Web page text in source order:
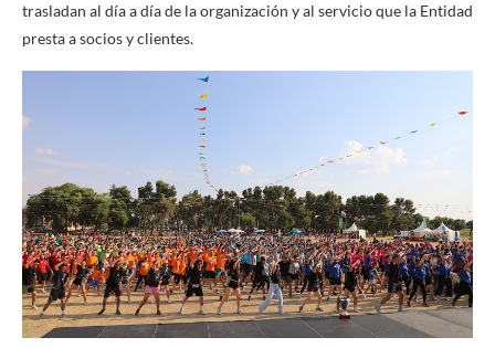
trasladan al día a día de la organización y al servicio que la Entidad
presta a socios y clientes.